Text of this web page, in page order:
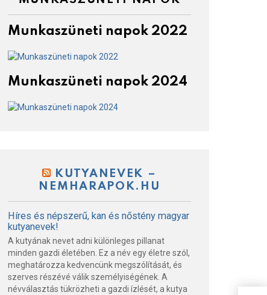
Munkaszüneti napok 2022
Munkaszüneti napok 2024
KUTYANEVEK –
NEMHARAPOK.HU
Híres és népszerű, kan és nőstény magyar
kutyanevek!
A kutyának nevet adni különleges pillanat
minden gazdi életében. Ez a név egy életre szól,
meghatározza kedvencünk megszólítását, és
szerves részévé válik személyiségének. A
névválasztás tükrözheti a gazdi ízlését, a kutya